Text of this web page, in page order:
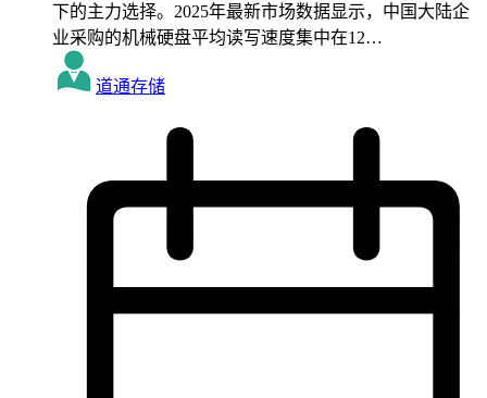
下的主力选择。2025年最新市场数据显示，中国大陆企
业采购的机械硬盘平均读写速度集中在12…
道通存储